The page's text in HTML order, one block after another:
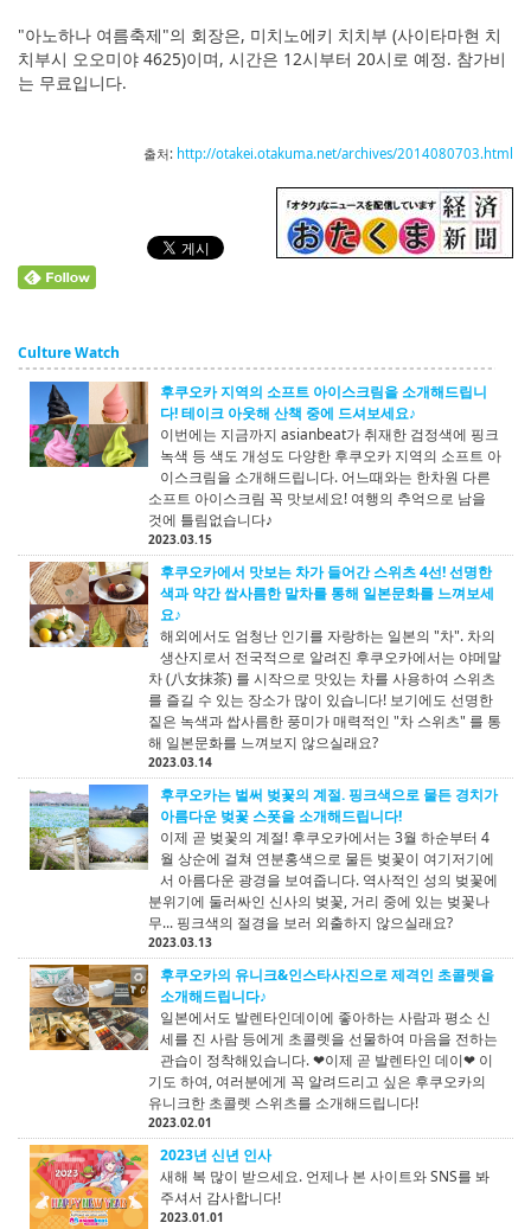
"아노하나 여름축제"의 회장은, 미치노에키 치치부 (사이타마현 치
치부시 오오미야 4625)이며, 시간은 12시부터 20시로 예정. 참가비
는 무료입니다.
출처: http://otakei.otakuma.net/archives/2014080703.html
Culture Watch
후쿠오카 지역의 소프트 아이스크림을 소개해드립니
다! 테이크 아웃해 산책 중에 드셔보세요♪
이번에는 지금까지 asianbeat가 취재한 검정색에 핑크
녹색 등 색도 개성도 다양한 후쿠오카 지역의 소프트 아
이스크림을 소개해드립니다. 어느때와는 한차원 다른
소프트 아이스크림 꼭 맛보세요! 여행의 추억으로 남을
것에 틀림없습니다♪
2023.03.15
후쿠오카에서 맛보는 차가 들어간 스위츠 4선! 선명한
색과 약간 쌉사름한 말차를 통해 일본문화를 느껴보세
요♪
해외에서도 엄청난 인기를 자랑하는 일본의 "차". 차의
생산지로서 전국적으로 알려진 후쿠오카에서는 야메말
차 (八女抹茶) 를 시작으로 맛있는 차를 사용하여 스위츠
를 즐길 수 있는 장소가 많이 있습니다! 보기에도 선명한
짙은 녹색과 쌉사름한 풍미가 매력적인 "차 스위츠" 를 통
해 일본문화를 느껴보지 않으실래요?
2023.03.14
후쿠오카는 벌써 벚꽃의 계절. 핑크색으로 물든 경치가
아름다운 벚꽃 스폿을 소개해드립니다!
이제 곧 벚꽃의 계절! 후쿠오카에서는 3월 하순부터 4
월 상순에 걸쳐 연분홍색으로 물든 벚꽃이 여기저기에
서 아름다운 광경을 보여줍니다. 역사적인 성의 벚꽃에
분위기에 둘러싸인 신사의 벚꽃, 거리 중에 있는 벚꽃나
무... 핑크색의 절경을 보러 외출하지 않으실래요?
2023.03.13
후쿠오카의 유니크&인스타사진으로 제격인 초콜렛을
소개해드립니다♪
일본에서도 발렌타인데이에 좋아하는 사람과 평소 신
세를 진 사람 등에게 초콜렛을 선물하여 마음을 전하는
관습이 정착해있습니다. ❤이제 곧 발렌타인 데이❤ 이
기도 하여, 여러분에게 꼭 알려드리고 싶은 후쿠오카의
유니크한 초콜렛 스위츠를 소개해드립니다!
2023.02.01
2023년 신년 인사
새해 복 많이 받으세요. 언제나 본 사이트와 SNS를 봐
주셔서 감사합니다!
2023.01.01